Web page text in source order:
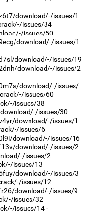
download/-/issues/1
issues/34
issues/50
download/-/issues/1
download/-/issues/19
download/-/issues/2
download/-/issues/
issues/60
issues/38
issues/30
download/-/issues/1
issues/6
download/-/issues/16
download/-/issues/2
issues/2
issues/13
download/-/issues/3
issues/12
download/-/issues/9
issues/32
issues/14